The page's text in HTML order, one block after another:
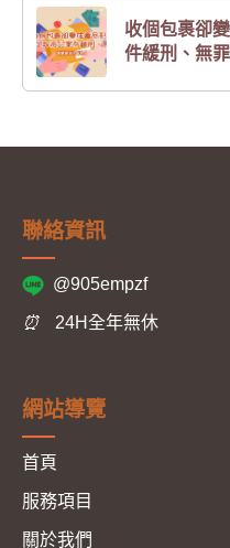
收個包裹卻
件緩刑、無
聯絡資訊
@905empzf
⏰ 24H全年無休
網站導覽
首頁
服務項目
關於我們